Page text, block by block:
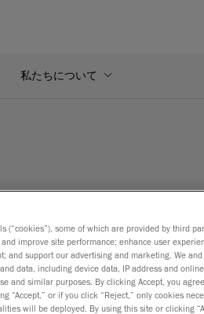
私たちについて
(“cookies”), some of which are provided by third
improve site performance; enhance user
and support our advertising and marketing. We
data, including device data, IP address and
and similar purposes. By clicking Accept, you
“Accept,” or if you click “Reject,” only cookies
will be deployed. By using this site or clicking